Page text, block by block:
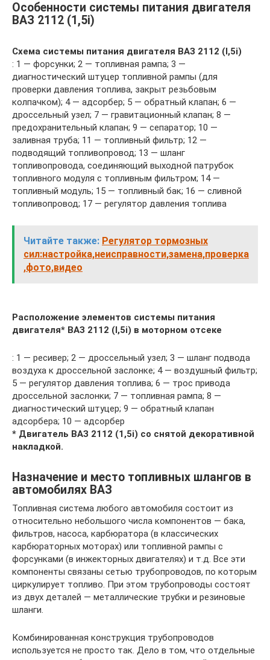
Особенности системы питания двигателя
ВАЗ 2112 (1,5i)
Схема системы питания двигателя ВАЗ 2112 (l,5i)
: 1 — форсунки; 2 — топливная рампа; 3 —
диагностический штуцер топливной рампы (для
проверки давления топлива, закрыт резьбовым
колпачком); 4 — адсорбер; 5 — обратный клапан; 6 —
дроссельный узел; 7 — гравитационный клапан; 8 —
предохранительный клапан; 9 — сепаратор; 10 —
заливная труба; 11 — топливный фильтр; 12 —
подводящий топливопровод; 13 — шланг
топливопровода, соединяющий выходной патрубок
топливного модуля с топливным фильтром; 14 —
топливный модуль; 15 — топливный бак; 16 — сливной
топливопровод; 17 — регулятор давления топлива
Читайте также: Регулятор тормозных
сил:настройка,неисправности,замена,проверка
,фото,видео
Расположение элементов системы питания
двигателя* ВАЗ 2112 (l,5i) в моторном отсеке
: 1 — ресивер; 2 — дроссельный узел; 3 — шланг подвода
воздуха к дроссельной заслонке; 4 — воздушный фильтр;
5 — регулятор давления топлива; 6 — трос привода
дроссельной заслонки; 7 — топливная рампа; 8 —
диагностический штуцер; 9 — обратный клапан
адсорбера; 10 — адсорбер
* Двигатель ВАЗ 2112 (1,5i) со снятой декоративной
накладкой.
Назначение и место топливных шлангов в
автомобилях ВАЗ
Топливная система любого автомобиля состоит из
относительно небольшого числа компонентов — бака,
фильтров, насоса, карбюратора (в классических
карбюраторных моторах) или топливной рампы с
форсунками (в инжекторных двигателях) и т.д. Все эти
компоненты связаны сетью трубопроводов, по которым
циркулирует топливо. При этом трубопроводы состоят
из двух деталей — металлические трубки и резиновые
шланги.
Комбинированная конструкция трубопроводов
используется не просто так. Дело в том, что отдельные